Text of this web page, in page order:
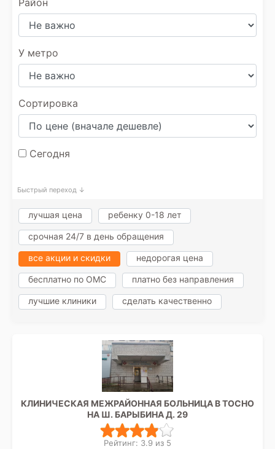
Район
У метро
Сортировка
Сегодня
Быстрый переход ↓
лучшая цена ребенку 0-18 лет
срочная 24/7 в день обращения
все акции и скидки недорогая цена
бесплатно по ОМС платно без направления
лучшие клиники сделать качественно
КЛИНИЧЕСКАЯ МЕЖРАЙОННАЯ БОЛЬНИЦА В ТОСНО
НА Ш. БАРЫБИНА Д. 29
Рейтинг: 3.9 из 5